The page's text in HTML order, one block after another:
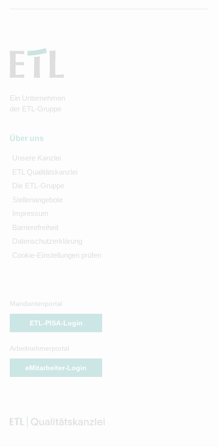
Ein Unternehmen
der ETL-Gruppe
Über uns
Unsere Kanzlei
ETL Qualitätskanzlei
Die ETL-Gruppe
Stellenangebote
Impressum
Barrierefreiheit
Datenschutzerklärung
Cookie-Einstellungen prüfen
Mandantenportal
ETL-PISA-Login
Arbeitnehmerportal
eMitarbeiter-Login